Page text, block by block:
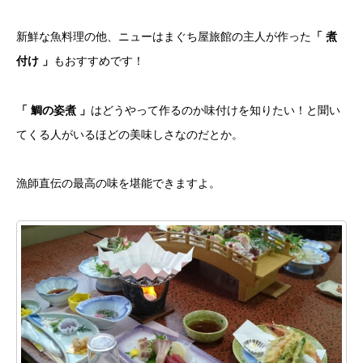
新鮮な魚料理の他、ニューはまぐち屋旅館の主人が作った 「 煮
付け 」 もおすすめです！
「 鯛の姿煮 」 はどうやって作るのか味付けを知りたい！と聞い
てくる人がいるほどの美味しさなのだとか。
漁師直伝の最高の味を堪能できますよ。